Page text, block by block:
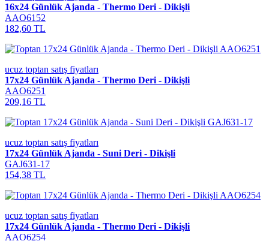
16x24 Günlük Ajanda - Thermo Deri - Dikişli
AAO6152
182,60 TL
ucuz toptan satış fiyatları
17x24 Günlük Ajanda - Thermo Deri - Dikişli
AAO6251
209,16 TL
ucuz toptan satış fiyatları
17x24 Günlük Ajanda - Suni Deri - Dikişli
GAJ631-17
154,38 TL
ucuz toptan satış fiyatları
17x24 Günlük Ajanda - Thermo Deri - Dikişli
AAO6254